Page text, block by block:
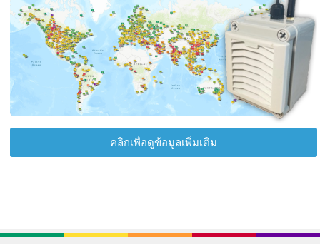
คลิกเพื่อดูข้อมูลเพิ่มเติม